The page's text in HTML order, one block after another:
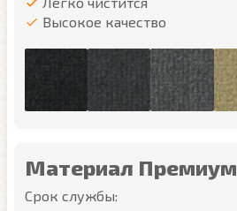
Высокое качество
Материал Премиум
Срок службы: